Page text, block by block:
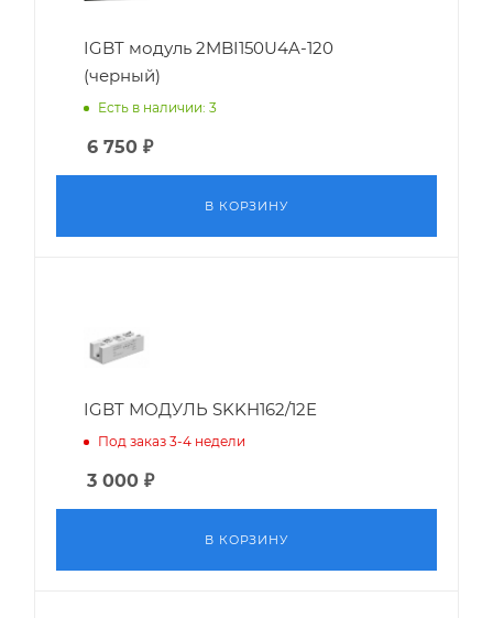
IGBT модуль 2MBI150U4A-120
(черный)
Есть в наличии: 3
6 750 ₽
В КОРЗИНУ
IGBT МОДУЛЬ SKKH162/12E
Под заказ 3-4 недели
3 000 ₽
В КОРЗИНУ